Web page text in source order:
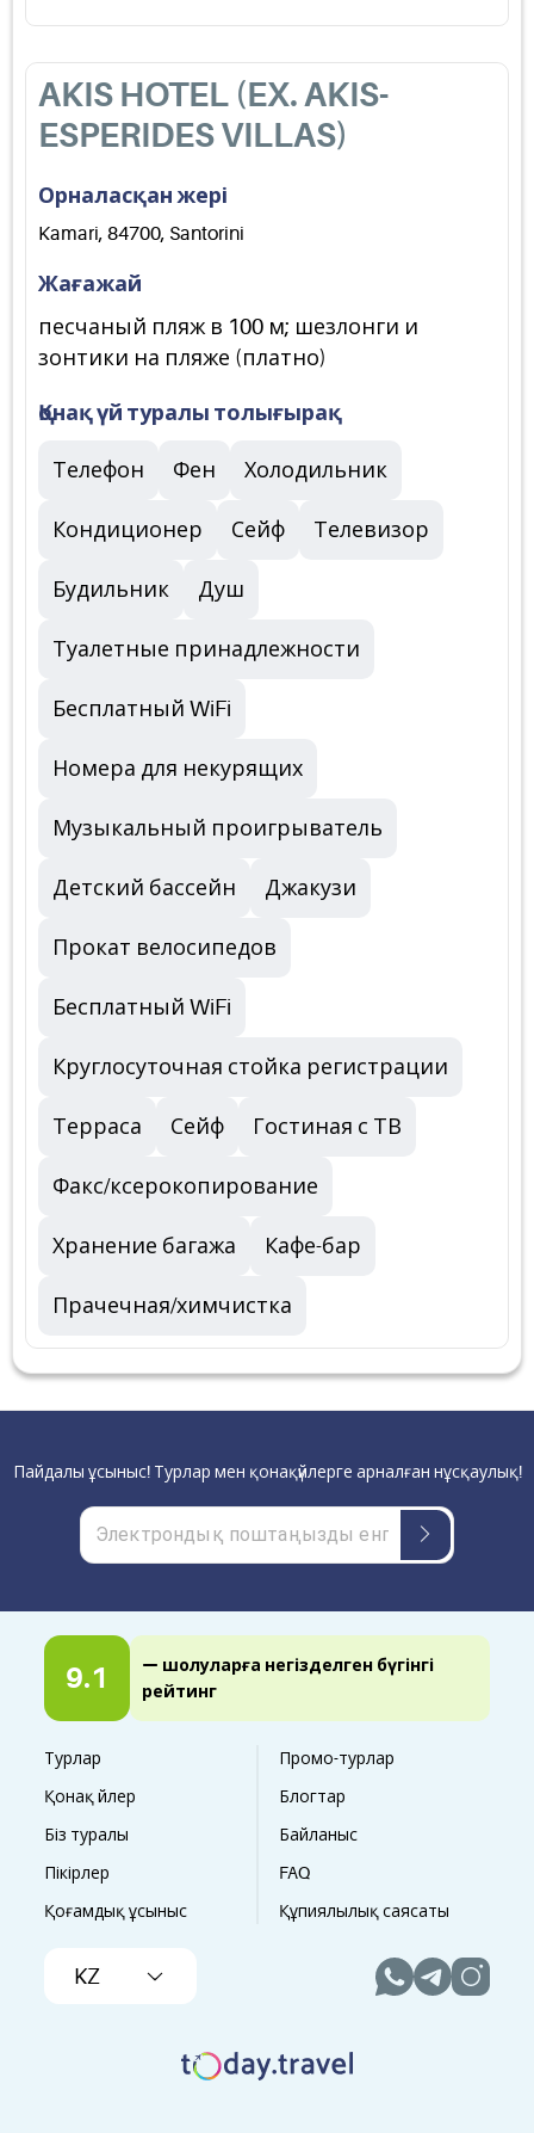
AKIS HOTEL (EX. AKIS-
ESPERIDES VILLAS)
Орналасқан жері
Kamari, 84700, Santorini
Жағажай
песчаный пляж в 100 м; шезлонги и
зонтики на пляже (платно)
Қонақ үй туралы толығырақ
Телефон Фен Холодильник
Кондиционер Сейф Телевизор
Будильник Душ
Туалетные принадлежности
Бесплатный WiFi
Номера для некурящих
Музыкальный проигрыватель
Детский бассейн Джакузи
Прокат велосипедов
Бесплатный WiFi
Круглосуточная стойка регистрации
Терраса Сейф Гостиная с ТВ
Факс/ксерокопирование
Хранение багажа Кафе-бар
Прачечная/химчистка
9.1
— шолуларға негізделген бүгінгі
рейтинг
Турлар
Промо-турлар
Қонақ үйлер
Блогтар
Біз туралы
Байланыс
Пікірлер
FAQ
Қоғамдық ұсыныс
Құпиялылық саясаты
KZ
Пайдалы ұсыныс! Турлар мен қонақүйлерге арналған нұсқаулық!